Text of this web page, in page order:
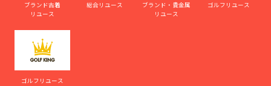
ブランド古着
リユース
総合リユース
ブランド・貴金属
リユース
ゴルフリユース
ゴルフリユース